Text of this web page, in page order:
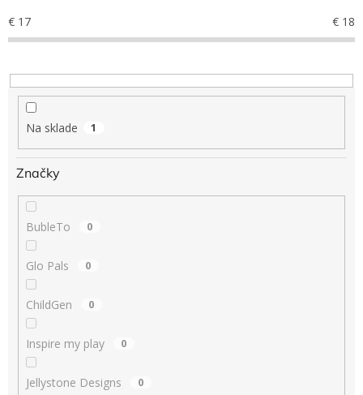
o
d
k
t
€ 17 € 18
Na sklade 1
Značky
BubleTo 0
Glo Pals 0
ChildGen 0
Inspire my play 0
Jellystone Designs 0